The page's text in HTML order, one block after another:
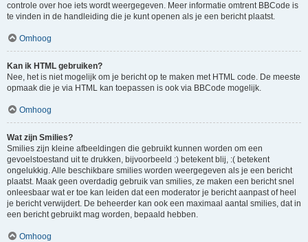
controle over hoe iets wordt weergegeven. Meer informatie omtrent BBCode is
te vinden in de handleiding die je kunt openen als je een bericht plaatst.
Omhoog
Kan ik HTML gebruiken?
Nee, het is niet mogelijk om je bericht op te maken met HTML code. De meeste
opmaak die je via HTML kan toepassen is ook via BBCode mogelijk.
Omhoog
Wat zijn Smilies?
Smilies zijn kleine afbeeldingen die gebruikt kunnen worden om een
gevoelstoestand uit te drukken, bijvoorbeeld :) betekent blij, :( betekent
ongelukkig. Alle beschikbare smilies worden weergegeven als je een bericht
plaatst. Maak geen overdadig gebruik van smilies, ze maken een bericht snel
onleesbaar wat er toe kan leiden dat een moderator je bericht aanpast of heel
je bericht verwijdert. De beheerder kan ook een maximaal aantal smilies, dat in
een bericht gebruikt mag worden, bepaald hebben.
Omhoog